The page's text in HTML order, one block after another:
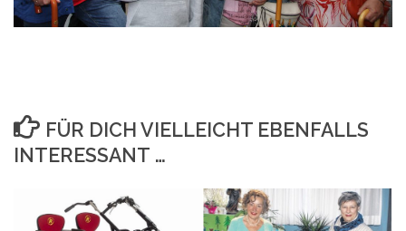
FÜR DICH VIELLEICHT EBENFALLS
INTERESSANT …